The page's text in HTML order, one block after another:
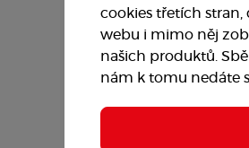
cookies třetích
webu i mimo něj
našich produktů.
nám k tomu nedáte